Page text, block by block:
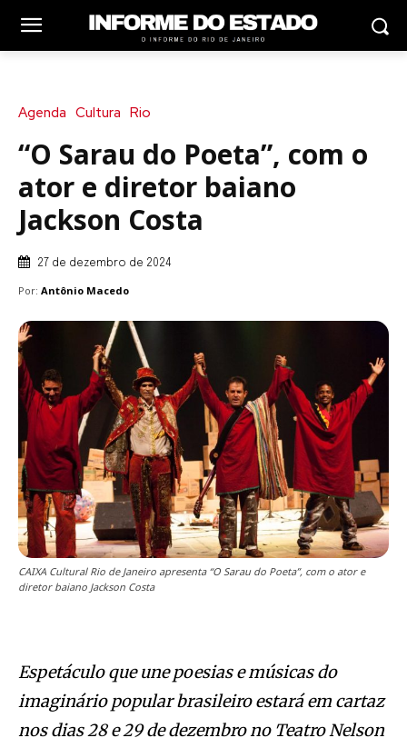
Agenda Cultura Rio
“O Sarau do Poeta”, com o
ator e diretor baiano
Jackson Costa
27 de dezembro de 2024
Por: Antônio Macedo
CAIXA Cultural Rio de Janeiro apresenta “O Sarau do Poeta”, com o ator e
diretor baiano Jackson Costa
Espetáculo que une poesias e músicas do
imaginário popular brasileiro estará em cartaz
nos dias 28 e 29 de dezembro no Teatro Nelson